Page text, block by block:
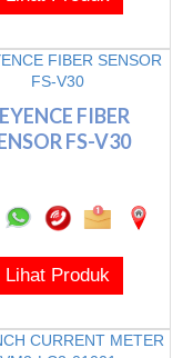
FIBER
FS-V30
Lihat Produk